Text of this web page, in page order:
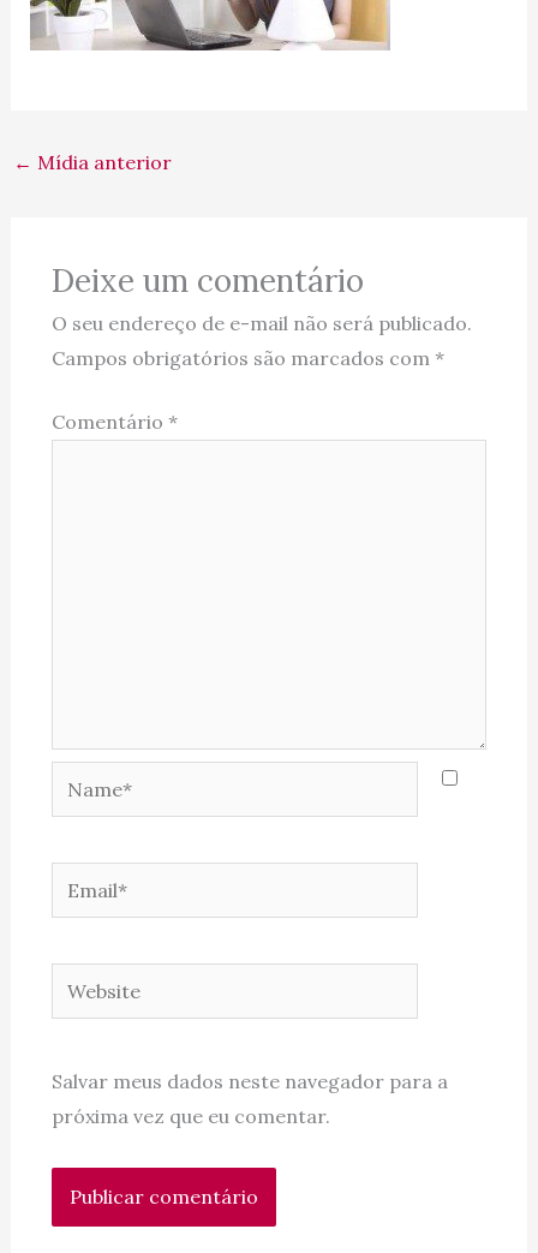
← Mídia anterior
Deixe um comentário
O seu endereço de e-mail não será publicado.
Campos obrigatórios são marcados com *
Comentário *
Name*
Email*
Website
Salvar meus dados neste navegador para a
próxima vez que eu comentar.